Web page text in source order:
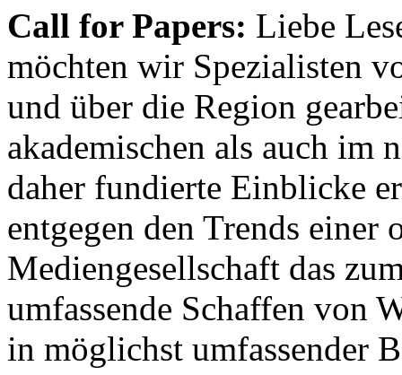
Call for Papers: Liebe
möchten wir Spezialisten
und über die Region
akademischen als auch im
daher fundierte Einblicke
entgegen den Trends einer
Mediengesellschaft das
umfassende Schaffen von
in möglichst umfassender